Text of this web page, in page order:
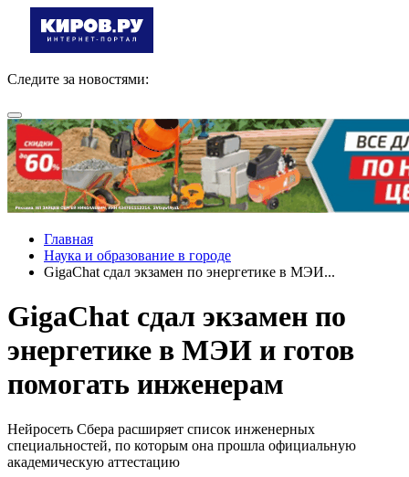
Следите за новостями:
Главная
Наука и образование в городе
GigaChat сдал экзамен по энергетике в МЭИ...
GigaChat сдал экзамен по
энергетике в МЭИ и готов
помогать инженерам
Нейросеть Сбера расширяет список инженерных
специальностей, по которым она прошла официальную
академическую аттестацию